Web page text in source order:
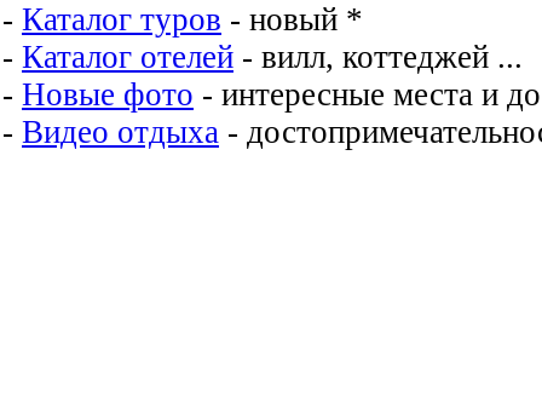
- Каталог туров - новый *
- Каталог отелей - вилл, коттеджей ...
- Новые фото - интересные места и
- Видео отдыха -